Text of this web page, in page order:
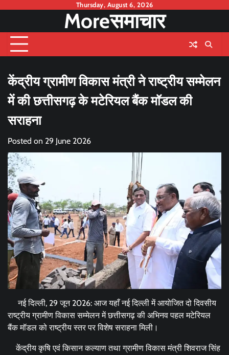
content
Thursday, August 6, 2026
Moreसमाचार
केंद्रीय ग्रामीण विकास मंत्री ने राष्ट्रीय सम्मेलन
में की छत्तीसगढ़ के मटेरियल बैंक मॉडल की
सराहना
Posted on 29 June 2026
नई दिल्ली, 29 जून 2026: आज यहाँ नई दिल्ली में आयोजित दो दिवसीय
राष्ट्रीय ग्रामीण विकास सम्मेलन में छत्तीसगढ़ की अभिनव पहल मटेरियल
बैंक मॉडल को राष्ट्रीय स्तर पर विशेष सराहना मिली।
केंद्रीय कृषि एवं किसान कल्याण तथा ग्रामीण विकास मंत्री शिवराज सिंह